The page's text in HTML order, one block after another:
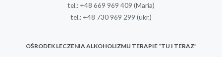
tel.: +48 669 969 409 (Maria)
tel.: +48 730 969 299 (ukr.)
OŚRODEK LECZENIA ALKOHOLIZMU TERAPIE “TU I TERAZ”